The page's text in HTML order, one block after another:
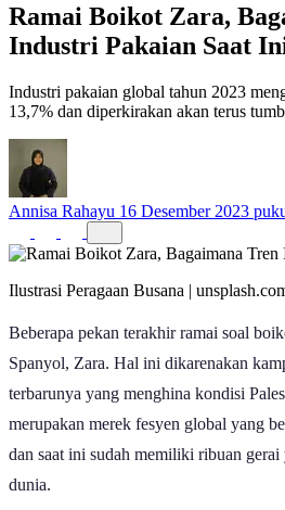
Ramai Boikot Zara,
Industri Pakaian Saat
Industri pakaian global tahun 2023
13,7% dan diperkirakan akan terus
Annisa Rahayu 16 Desember 2023
Ilustrasi Peragaan Busana |
Beberapa pekan terakhir ramai soal
Spanyol, Zara. Hal ini dikarenakan
terbarunya yang menghina kondisi
merupakan merek fesyen global yang
dan saat ini sudah memiliki ribuan gerai
dunia.